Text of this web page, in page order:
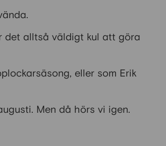
det alltså väldigt kul att göra
eller som Erik
Men då hörs vi igen.